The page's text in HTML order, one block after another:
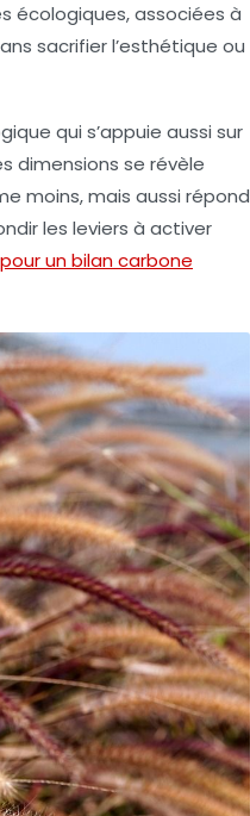
écologiques, associées à
sacrifier l’esthétique ou
qui s’appuie aussi sur
dimensions se révèle
moins, mais aussi répond
les leviers à activer
un bilan carbone